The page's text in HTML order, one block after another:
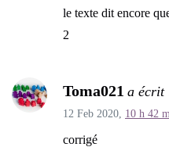
le texte dit encore
2
Toma021 a écrit
12 Feb 2020, 10 h 42
corrigé